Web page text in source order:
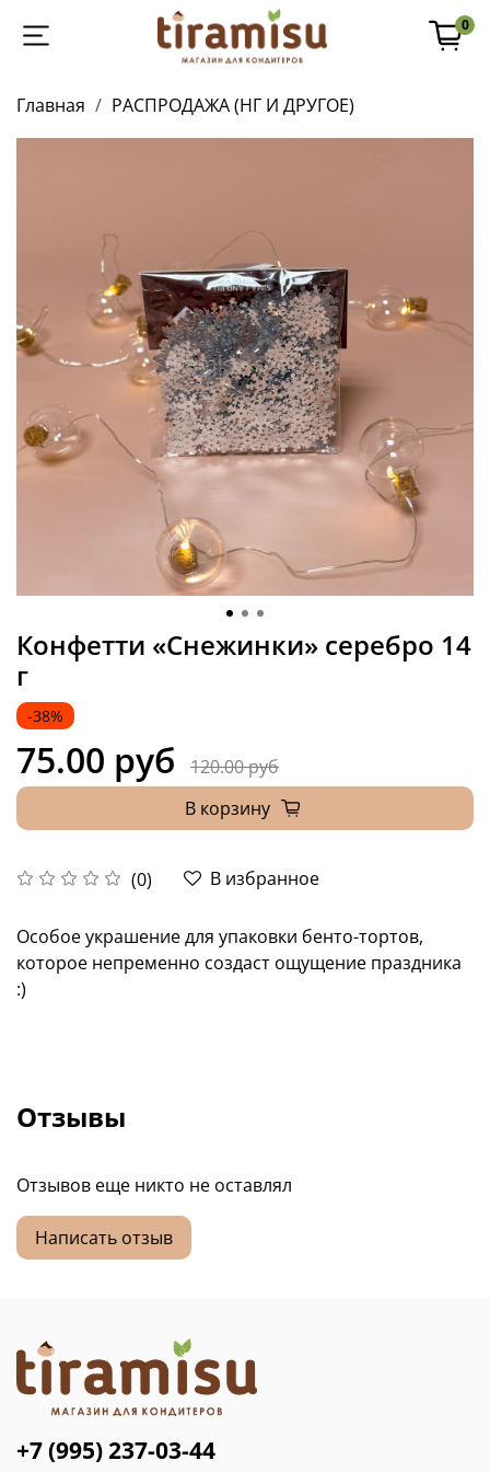
0
Главная РАСПРОДАЖА (НГ И ДРУГОЕ)
Конфетти «Снежинки» серебро 14
г
(0) В избранное
-38%
75.00 руб
120.00 руб
В корзину
Особое украшение для упаковки бенто-тортов,
которое непременно создаст ощущение праздника
:)
Отзывы
Отзывов еще никто не оставлял
Написать отзыв
+7 (995) 237-03-44